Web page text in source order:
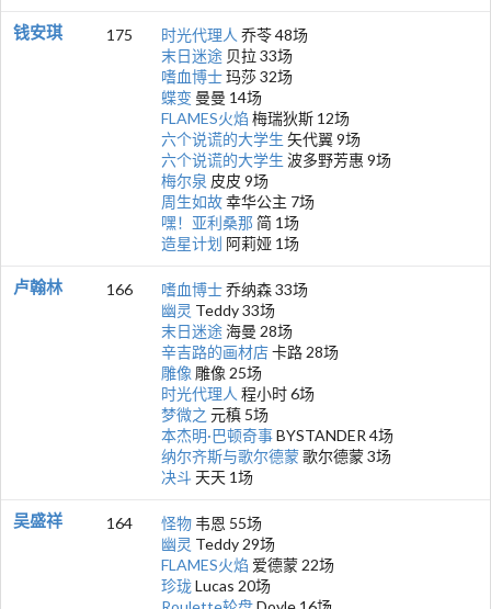
钱安琪 175 时光代理人 乔苓 48场
末日迷途 贝拉 33场
嗜血博士玛莎 32场
蝶变 曼曼 14场
FLAMES火焰 梅瑞狄斯 12场
六个说谎的大学生 矢代翼 9场
六个说谎的大学生 波多野芳惠 9场
梅尔泉 皮皮 9场
周生如故幸华公主 7场
嘿！亚利桑那 简 1场
造星计划 阿莉娅 1场
卢翰林 166 嗜血博士乔纳森 33场
幽灵 Teddy 33场
末日迷途海曼 28场
辛吉路的画材店卡路 28场
雕像 雕像 25场
时光代理人 程小时 6场
梦微之 元稹 5场
本杰明·巴顿奇事BYSTANDER 4场
纳尔齐斯与歌尔德蒙歌尔德蒙 3场
决斗 天天 1场
吴盛祥 164 怪物 韦恩 55场
幽灵 Teddy 29场
FLAMES火焰 爱德蒙 22场
珍珑Lucas 20场